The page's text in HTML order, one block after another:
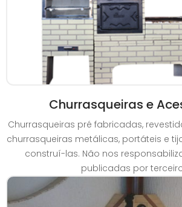
Churrasqueiras e
Churrasqueiras pré fabricadas,
churrasqueiras metálicas, portáteis e
construí-las. Não nos
publicadas por